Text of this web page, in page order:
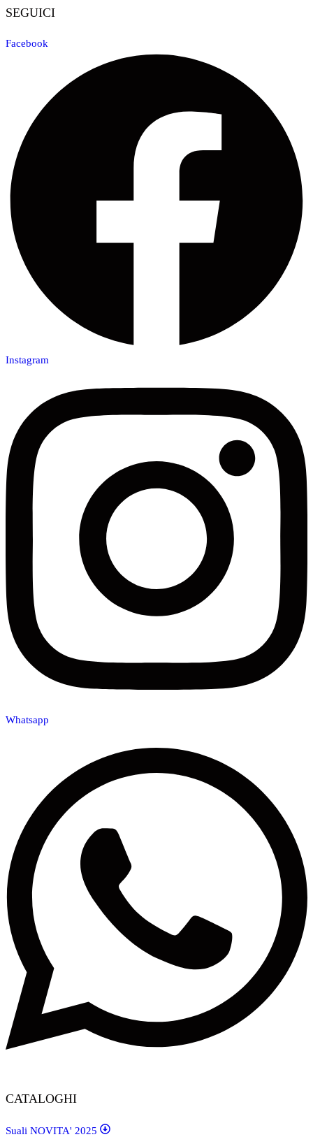
SEGUICI
Facebook
Instagram
Whatsapp
CATALOGHI
Suali NOVITA' 2025